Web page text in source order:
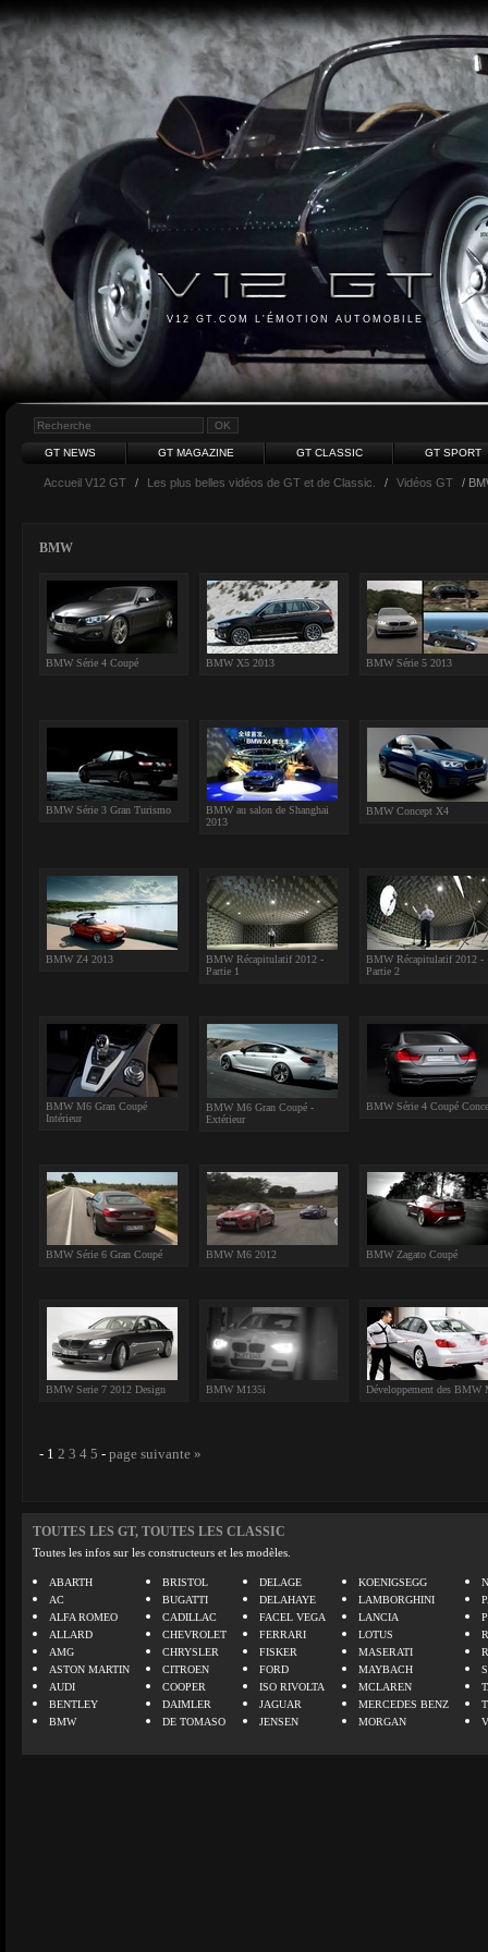
V12 GT.COM L'ÉMOTION AUTOMOBILE
GT NEWS GT MAGAZINE GT CLASSIC GT SPORT
Accueil V12 GT / Les plus belles vidéos de GT et de Classic. / Vidéos GT /
BMW
BMW Série 4 Coupé BMW X5 2013 BMW Série 5 2013
BMW Série 3 Gran Turismo
BMW au salon de Shanghai
2013
BMW Concept X4
BMW Z4 2013
BMW Récapitulatif 2012 -
Partie 1
BMW Récapitulatif 2012 -
Partie 2
BMW M6 Gran Coupé
Intérieur
BMW M6 Gran Coupé -
Extérieur
BMW Série 4 Coupé
BMW Série 6 Gran Coupé BMW M6 2012 BMW Zagato Coupé
BMW Serie 7 2012 Design BMW M135i Développement des BMW
- 1 2 3 4 5 - page suivante »
TOUTES LES GT, TOUTES LES CLASSIC
Toutes les infos sur les constructeurs et les modèles.
ABARTH
AC
ALFA ROMEO
ALLARD
AMG
ASTON MARTIN
AUDI
BENTLEY
BMW
BRISTOL
BUGATTI
CADILLAC
CHEVROLET
CHRYSLER
CITROEN
COOPER
DAIMLER
DE TOMASO
DELAGE
DELAHAYE
FACEL VEGA
FERRARI
FISKER
FORD
ISO RIVOLTA
JAGUAR
JENSEN
KOENIGSEGG
LAMBORGHINI
LANCIA
LOTUS
MASERATI
MAYBACH
MCLAREN
MERCEDES BENZ
MORGAN